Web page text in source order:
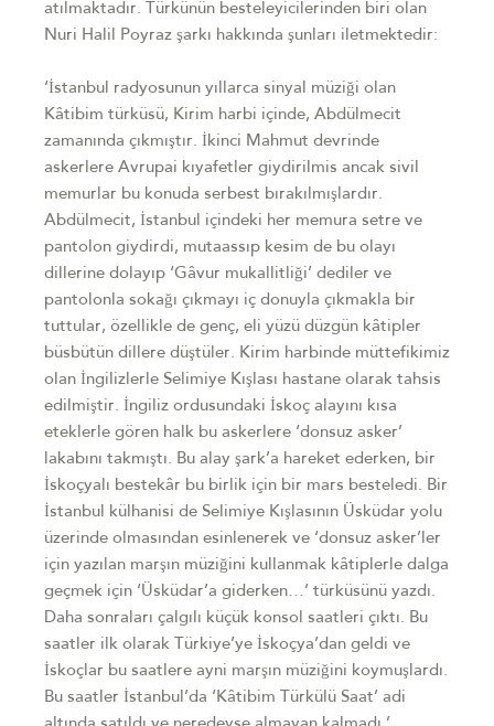
atılmaktadır. Türkünün besteleyicilerinden biri olan
Nuri Halil Poyraz şarkı hakkında şunları iletmektedir:
‘İstanbul radyosunun yıllarca sinyal müziği olan
Kâtibim türküsü, Kirim harbi içinde, Abdülmecit
zamanında çıkmıştır. İkinci Mahmut devrinde
askerlere Avrupai kıyafetler giydirilmis ancak sivil
memurlar bu konuda serbest bırakılmışlardır.
Abdülmecit, İstanbul içindeki her memura setre ve
pantolon giydirdi, mutaassıp kesim de bu olayı
dillerine dolayıp ‘Gâvur mukallitliği’ dediler ve
pantolonla sokağı çıkmayı iç donuyla çıkmakla bir
tuttular, özellikle de genç, eli yüzü düzgün kâtipler
büsbütün dillere düştüler. Kirim harbinde müttefikimiz
olan İngilizlerle Selimiye Kışlası hastane olarak tahsis
edilmiştir. İngiliz ordusundaki İskoç alayını kısa
eteklerle gören halk bu askerlere ‘donsuz asker’
lakabını takmıştı. Bu alay şark’a hareket ederken, bir
İskoçyalı bestekâr bu birlik için bir mars besteledi. Bir
İstanbul külhanisi de Selimiye Kışlasının Üsküdar yolu
üzerinde olmasından esinlenerek ve ‘donsuz asker’ler
için yazılan marşın müziğini kullanmak kâtiplerle dalga
geçmek için ‘Üsküdar’a giderken…’ türküsünü yazdı.
Daha sonraları çalgılı küçük konsol saatleri çıktı. Bu
saatler ilk olarak Türkiye’ye İskoçya’dan geldi ve
İskoçlar bu saatlere ayni marşın müziğini koymuşlardı.
Bu saatler İstanbul’da ‘Kâtibim Türkülü Saat’ adi